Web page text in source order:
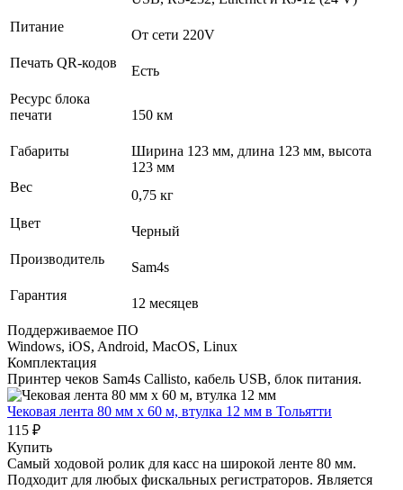
Питание
От сети 220V
Печать QR-кодов
Есть
Ресурс блока
печати
150 км
Габариты
Ширина 123 мм, длина 123 мм, высота
123 мм
Вес
0,75 кг
Цвет
Черный
Производитель
Sam4s
Гарантия
12 месяцев
Поддерживаемое ПО
Windows, iOS, Android, MacOS, Linux
Комплектация
Принтер чеков Sam4s Callisto, кабель USB, блок питания.
Чековая лента 80 мм x 60 м, втулка 12 мм в Тольятти
115 ₽
Купить
Самый ходовой ролик для касс на широкой ленте 80 мм.
Подходит для любых фискальных регистраторов. Является